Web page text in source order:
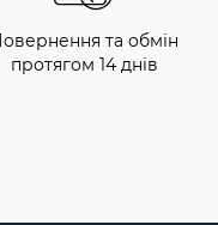
та обмін
протягом 14 днів